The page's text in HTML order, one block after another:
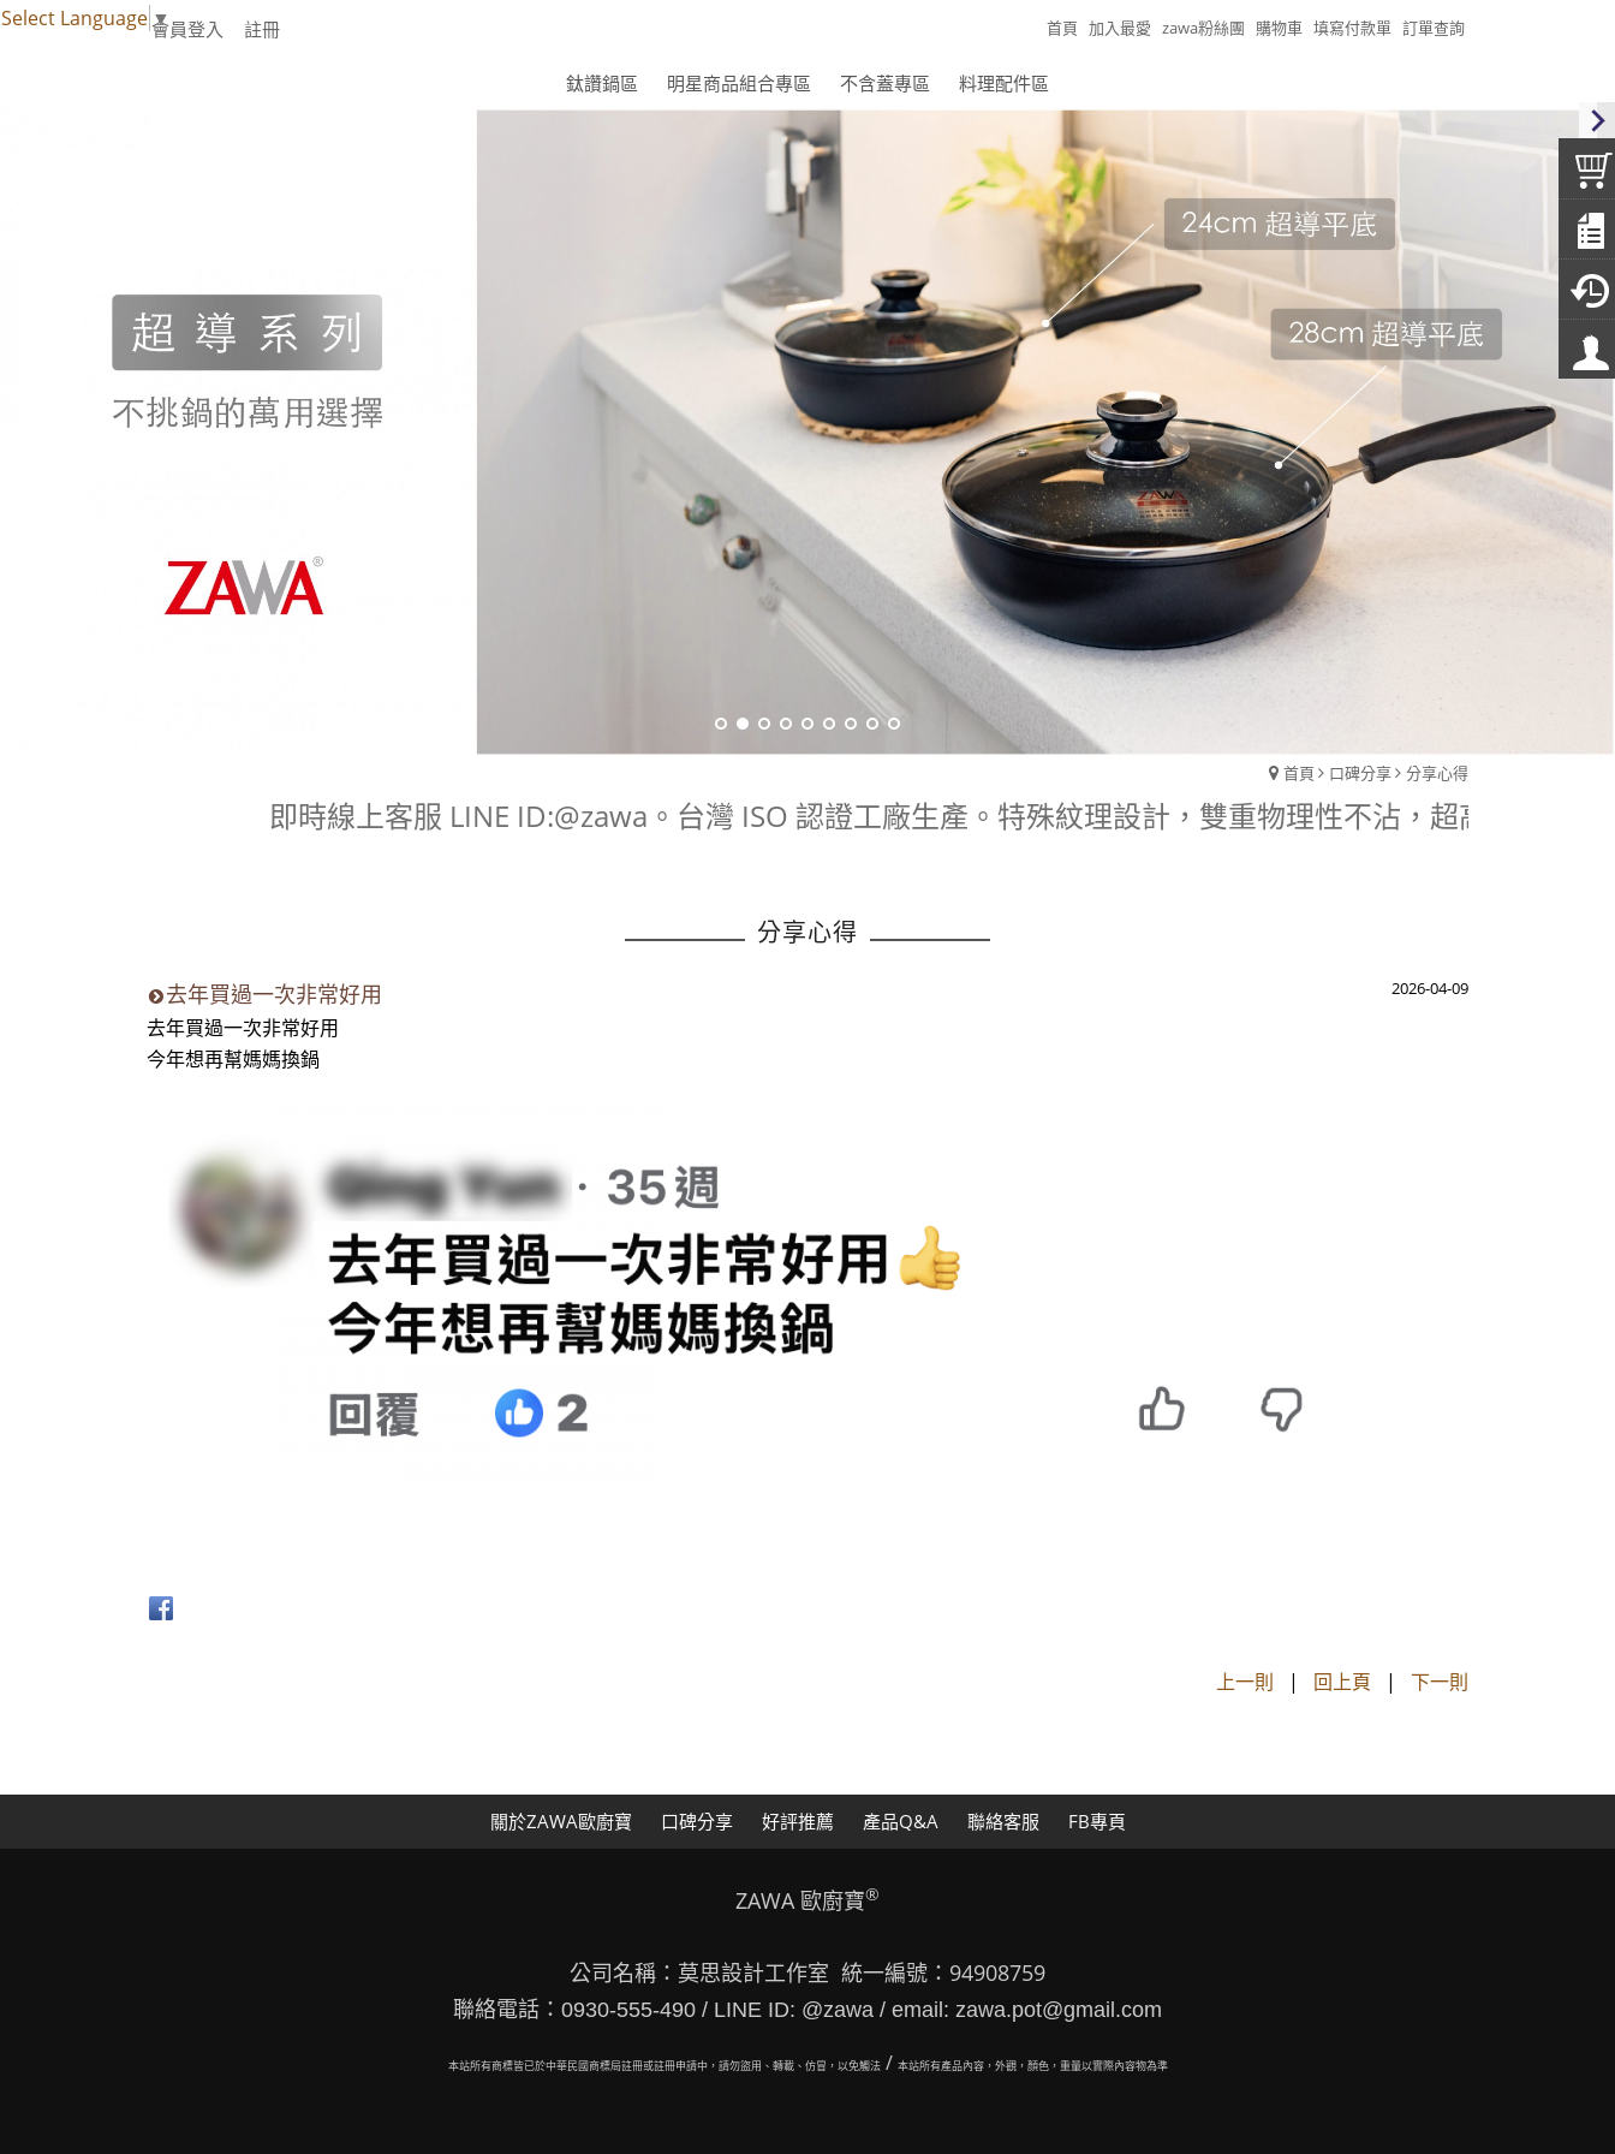
Select Language ▼ 首頁 加入最愛 zawa粉絲團 購物車 填寫付款單 訂單查詢
會員登入 註冊
鈦讚鍋區 明星商品組合專區 不含蓋專區 料理配件區
首頁 口碑分享 分享心得
即時線上客服 LINE ID:@zawa。台灣 ISO 認證工廠生產。特殊紋理設計，雙重物理性不沾，超高耐用度。不
分享心得
2026-04-09
去年買過一次非常好用
去年買過一次非常好用
今年想再幫媽媽換鍋
上一則 | 回上頁 | 下一則
關於ZAWA歐廚寶 口碑分享 好評推薦 產品Q&A 聯絡客服 FB專頁
ZAWA 歐廚寶®
公司名稱：莫思設計工作室 統一編號：94908759
聯絡電話：0930-555-490 / LINE ID: @zawa / email: zawa.pot@gmail.com
本站所有商標皆已於中華民國商標局註冊或註冊申請中，請勿盜用、轉載、仿冒，以免觸法 / 本站所有產品內容，外觀，顏色，重量以實際內容物為準